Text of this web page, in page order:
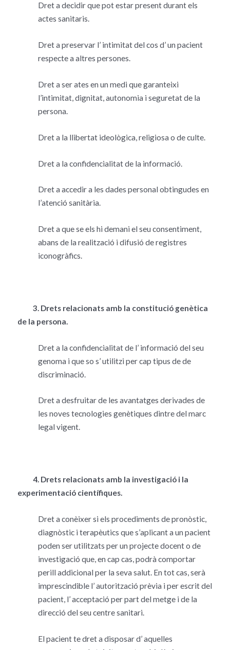
Dret a decidir que pot estar present durant els
actes sanitaris.
Dret a preservar l’ intimitat del cos d’ un pacient
respecte a altres persones.
Dret a ser ates en un medi que garanteixi
l’intimitat, dignitat, autonomia i seguretat de la
persona.
Dret a la llibertat ideològica, religiosa o de culte.
Dret a la confidencialitat de la informació.
Dret a accedir a les dades personal obtingudes en
l’atenció sanitària.
Dret a que se els hi demani el seu consentiment,
abans de la realització i difusió de registres
iconogràfics.
3. Drets relacionats amb la constitució genètica
de la persona.
Dret a la confidencialitat de l’ informació del seu
genoma i que so s’ utilitzi per cap tipus de de
discriminació.
Dret a desfruitar de les avantatges derivades de
les noves tecnologies genètiques dintre del marc
legal vigent.
4. Drets relacionats amb la investigació i la
experimentació científiques.
Dret a conèixer si els procediments de pronòstic,
diagnòstic i terapèutics que s’aplicant a un pacient
poden ser utilitzats per un projecte docent o de
investigació que, en cap cas, podrà comportar
perill addicional per la seva salut. En tot cas, serà
imprescindible l’ autorització prèvia i per escrit del
pacient, l’ acceptació per part del metge i de la
direcció del seu centre sanitari.
El pacient te dret a disposar d’ aquelles